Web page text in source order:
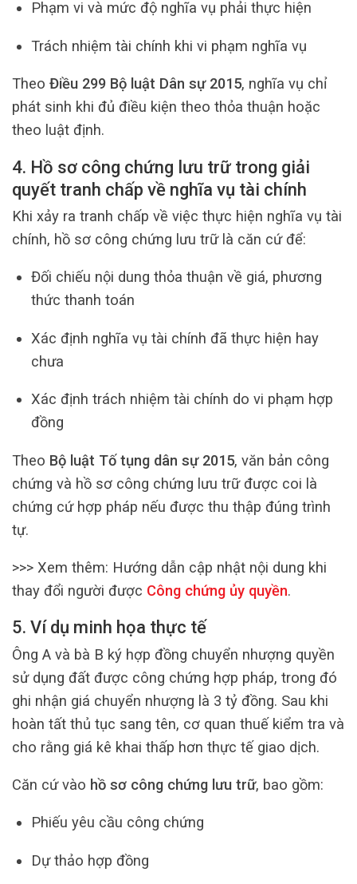
Phạm vi và mức độ nghĩa vụ phải thực hiện
Trách nhiệm tài chính khi vi phạm nghĩa vụ
Theo Điều 299 Bộ luật Dân sự 2015, nghĩa vụ chỉ
phát sinh khi đủ điều kiện theo thỏa thuận hoặc
theo luật định.
4. Hồ sơ công chứng lưu trữ trong giải
quyết tranh chấp về nghĩa vụ tài chính
Khi xảy ra tranh chấp về việc thực hiện nghĩa vụ tài
chính, hồ sơ công chứng lưu trữ là căn cứ để:
Đối chiếu nội dung thỏa thuận về giá, phương
thức thanh toán
Xác định nghĩa vụ tài chính đã thực hiện hay
chưa
Xác định trách nhiệm tài chính do vi phạm hợp
đồng
Theo Bộ luật Tố tụng dân sự 2015, văn bản công
chứng và hồ sơ công chứng lưu trữ được coi là
chứng cứ hợp pháp nếu được thu thập đúng trình
tự.
>>> Xem thêm: Hướng dẫn cập nhật nội dung khi
thay đổi người được Công chứng ủy quyền.
5. Ví dụ minh họa thực tế
Ông A và bà B ký hợp đồng chuyển nhượng quyền
sử dụng đất được công chứng hợp pháp, trong đó
ghi nhận giá chuyển nhượng là 3 tỷ đồng. Sau khi
hoàn tất thủ tục sang tên, cơ quan thuế kiểm tra và
cho rằng giá kê khai thấp hơn thực tế giao dịch.
Căn cứ vào hồ sơ công chứng lưu trữ, bao gồm:
Phiếu yêu cầu công chứng
Dự thảo hợp đồng